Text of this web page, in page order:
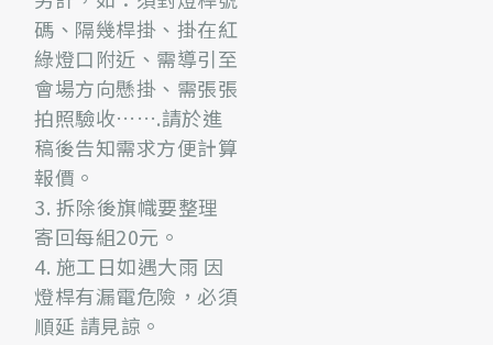
碼、隔幾桿掛、掛在紅
綠燈口附近、需導引至
會場方向懸掛、需張張
拍照驗收…….請於進
稿後告知需求方便計算
報價。
3. 拆除後旗幟要整理
寄回每組20元。
4. 施工日如遇大雨 因
燈桿有漏電危險，必須
順延 請見諒。